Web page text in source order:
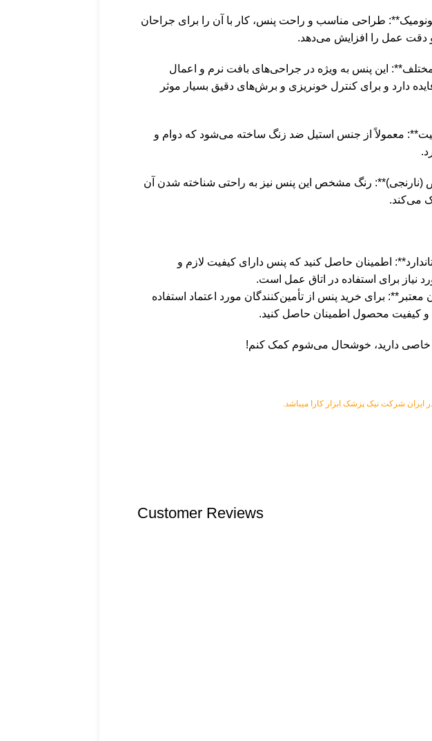
طراحی مناسب و راحت پنس، کار با آن را برای جراحان
دقت عمل را افزایش می‌دهد.
مختلف**: این پنس به ویژه در جراحی‌های بافت نرم و اعمال
دارد و برای کنترل خونریزی و برش‌های دقیق بسیار موثر
معمولاً از جنس استیل ضد زنگ ساخته می‌شود که دوام و
رنگ مشخص این پنس نیز به راحتی شناخته شدن آن
می‌کند.
اطمینان حاصل کنید که پنس دارای کیفیت لازم و
نیاز برای استفاده در اتاق عمل است.
معتبر**: برای خرید پنس از تأمین‌کنندگان مورد اعتماد استفاده
و کیفیت محصول اطمینان حاصل کنید.
خاصی دارید، خوشحال می‌شوم کمک کنم!
نیک پزشک ابزار کارا میباشد.
Customer Reviews